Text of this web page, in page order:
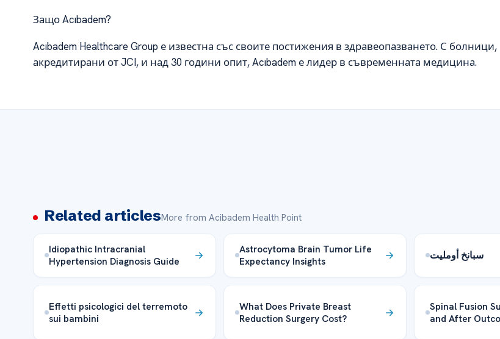
Защо Acıbadem?
Acıbadem Healthcare Group е известна със своите постижения в здравеопазването. С болници,
акредитирани от JCI, и над 30 години опит, Acıbadem е лидер в съвременната медицина.
Related articlesMore from Acibadem Health Point
Idiopathic Intracranial
Hypertension Diagnosis Guide
Astrocytoma Brain Tumor Life
Expectancy Insights
سبانخ أومليت
Effetti psicologici del terremoto
sui bambini
What Does Private Breast
Reduction Surgery Cost?
Spinal Fusion
and After